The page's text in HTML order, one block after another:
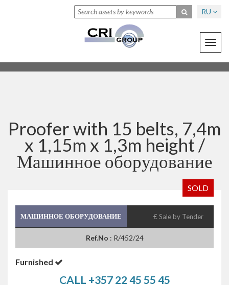
RU
Proofer with 15 belts, 7,4m
x 1,15m x 1,3m height /
Машинное оборудование
SOLD
МАШИННОЕ ОБОРУДОВАНИЕ € Sale by Tender
Ref.No : R/452/24
Furnished
CALL +357 22 45 55 45